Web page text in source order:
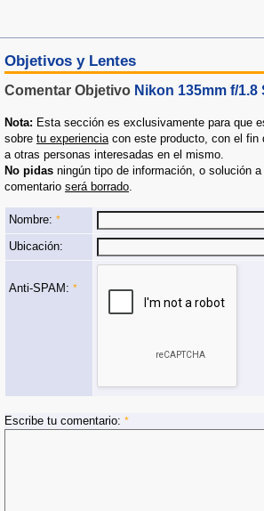
Objetivos y Lentes
Comentar Objetivo Nikon 135mm f/
Nota: Esta sección es exclusivamente para que
sobre tu experienciacon este producto, con el fin
a otras personas interesadas en el mismo.
No pidas ningún tipo de información, o solución
comentario será borrado.
Nombre: *
Ubicación:
Anti-SPAM: *
Escribe tu comentario: *